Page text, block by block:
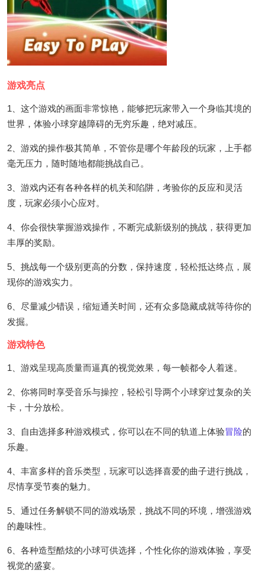
游戏亮点
1、这个游戏的画面非常惊艳，能够把玩家带入一个身临其境的
世界，体验小球穿越障碍的无穷乐趣，绝对减压。
2、游戏的操作极其简单，不管你是哪个年龄段的玩家，上手都
毫无压力，随时随地都能挑战自己。
3、游戏内还有各种各样的机关和陷阱，考验你的反应和灵活
度，玩家必须小心应对。
4、你会很快掌握游戏操作，不断完成新级别的挑战，获得更加
丰厚的奖励。
5、挑战每一个级别更高的分数，保持速度，轻松抵达终点，展
现你的游戏实力。
6、尽量减少错误，缩短通关时间，还有众多隐藏成就等待你的
发掘。
游戏特色
1、游戏呈现高质量而逼真的视觉效果，每一帧都令人着迷。
2、你将同时享受音乐与操控，轻松引导两个小球穿过复杂的关
卡，十分放松。
3、自由选择多种游戏模式，你可以在不同的轨道上体验冒险的
乐趣。
4、丰富多样的音乐类型，玩家可以选择喜爱的曲子进行挑战，
尽情享受节奏的魅力。
5、通过任务解锁不同的游戏场景，挑战不同的环境，增强游戏
的趣味性。
6、各种造型酷炫的小球可供选择，个性化你的游戏体验，享受
视觉的盛宴。